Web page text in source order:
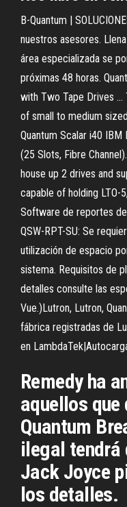
B-Quantum |
nuestros asesores.
área especializada se
próximas 48 horas.
with Two Tape Drives
of small to medium
Quantum Scalar i40
(25 Slots, Fibre
house up 2 drives and
capable of holding LTO-
Software de reportes de
QSW-RPT-SU: Se
utilización de espacio
sistema. Requisitos de
detalles consulte las
Vue.)Lutron, Lutron,
fábrica registradas de
en
Remedy ha
aquellos que
Quantum
ilegal tendrá
Jack Joyce
los detalles.